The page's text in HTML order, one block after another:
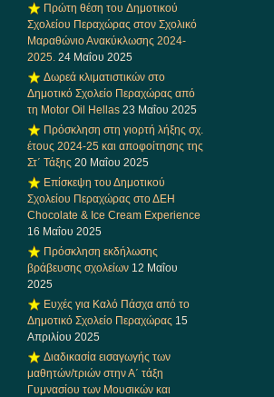
Πρώτη θέση του Δημοτικού
Σχολείου Περαχώρας στον Σχολικό
Μαραθώνιο Ανακύκλωσης 2024-
2025. 24 Μαΐου 2025
Δωρεά κλιματιστικών στο
Δημοτικό Σχολείο Περαχώρας από
τη Motor Oil Hellas 23 Μαΐου 2025
Πρόσκληση στη γιορτή λήξης σχ.
έτους 2024-25 και αποφοίτησης της
Στ΄ Τάξης 20 Μαΐου 2025
Επίσκεψη του Δημοτικού
Σχολείου Περαχώρας στο ΔΕΗ
Chocolate & Ice Cream Experience
16 Μαΐου 2025
Πρόσκληση εκδήλωσης
βράβευσης σχολείων 12 Μαΐου
2025
Ευχές για Καλό Πάσχα από το
Δημοτικό Σχολείο Περαχώρας 15
Απριλίου 2025
Διαδικασία εισαγωγής των
μαθητών/τριών στην Α΄ τάξη
Γυμνασίου των Μουσικών και